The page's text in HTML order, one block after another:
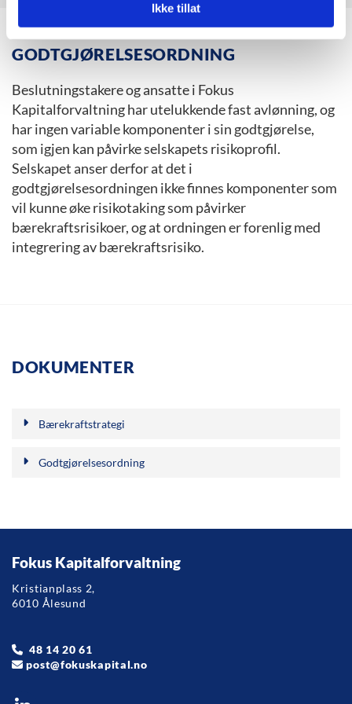
Ikke tillat
GODTGJØRELSESORDNING
Beslutningstakere og ansatte i Fokus
Kapitalforvaltning har utelukkende fast avlønning, og
har ingen variable komponenter i sin godtgjørelse,
som igjen kan påvirke selskapets risikoprofil.
Selskapet anser derfor at det i
godtgjørelsesordningen ikke finnes komponenter som
vil kunne øke risikotaking som påvirker
bærekraftsrisikoer, og at ordningen er forenlig med
integrering av bærekraftsrisiko.
DOKUMENTER
Bærekraftstrategi
Godtgjørelsesordning
Fokus Kapitalforvaltning
Kristianplass 2,
6010 Ålesund
 48 14 20 61
 post@fokuskapital.no